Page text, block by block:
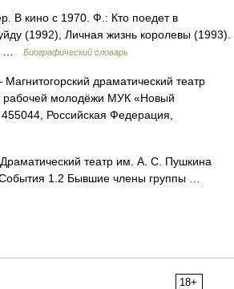
В кино с 1970. Ф.: Кто поедет в
(1992), Личная жизнь королевы (1993).
…
Биографический словарь
драматический театр
рабочей молодёжи МУК «Новый
Российская Федерация,
театр им. А. С. Пушкина
События 1.2 Бывшие члены группы …
18+